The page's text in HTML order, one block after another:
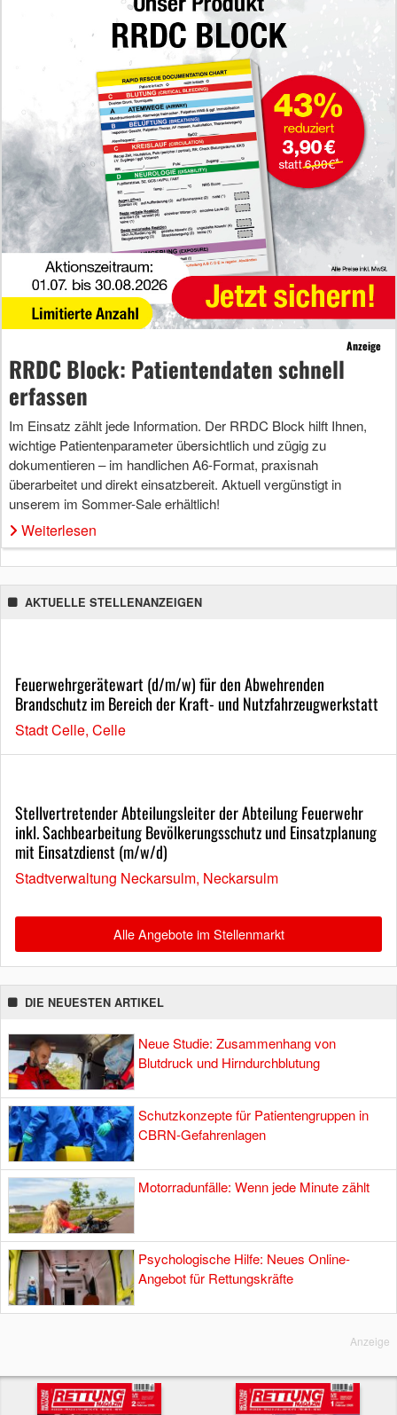
Anzeige
RRDC Block: Patientendaten schnell
erfassen
Im Einsatz zählt jede Information. Der RRDC Block hilft Ihnen,
wichtige Patientenparameter übersichtlich und zügig zu
dokumentieren – im handlichen A6-Format, praxisnah
überarbeitet und direkt einsatzbereit. Aktuell vergünstigt in
unserem im Sommer-Sale erhältlich!
Weiterlesen
AKTUELLE STELLENANZEIGEN
Feuerwehrgerätewart (d/m/w) für den Abwehrenden
Brandschutz im Bereich der Kraft- und Nutzfahrzeugwerkstatt
Stadt Celle, Celle
Stellvertretender Abteilungsleiter der Abteilung Feuerwehr
inkl. Sachbearbeitung Bevölkerungsschutz und Einsatzplanung
mit Einsatzdienst (m/w/d)
Stadtverwaltung Neckarsulm, Neckarsulm
Alle Angebote im Stellenmarkt
DIE NEUESTEN ARTIKEL
Neue Studie: Zusammenhang von
Blutdruck und Hirndurchblutung
Schutzkonzepte für Patientengruppen in
CBRN-Gefahrenlagen
Motorradunfälle: Wenn jede Minute zählt
Psychologische Hilfe: Neues Online-
Angebot für Rettungskräfte
Anzeige